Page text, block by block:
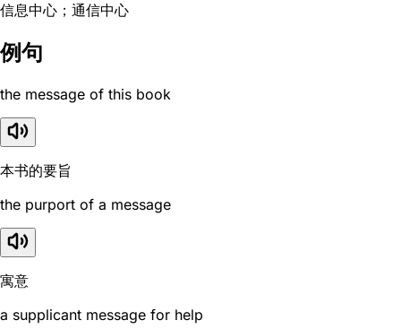
信息中心；通信中心
例句
the message of this book
本书的要旨
the purport of a message
寓意
a supplicant message for help